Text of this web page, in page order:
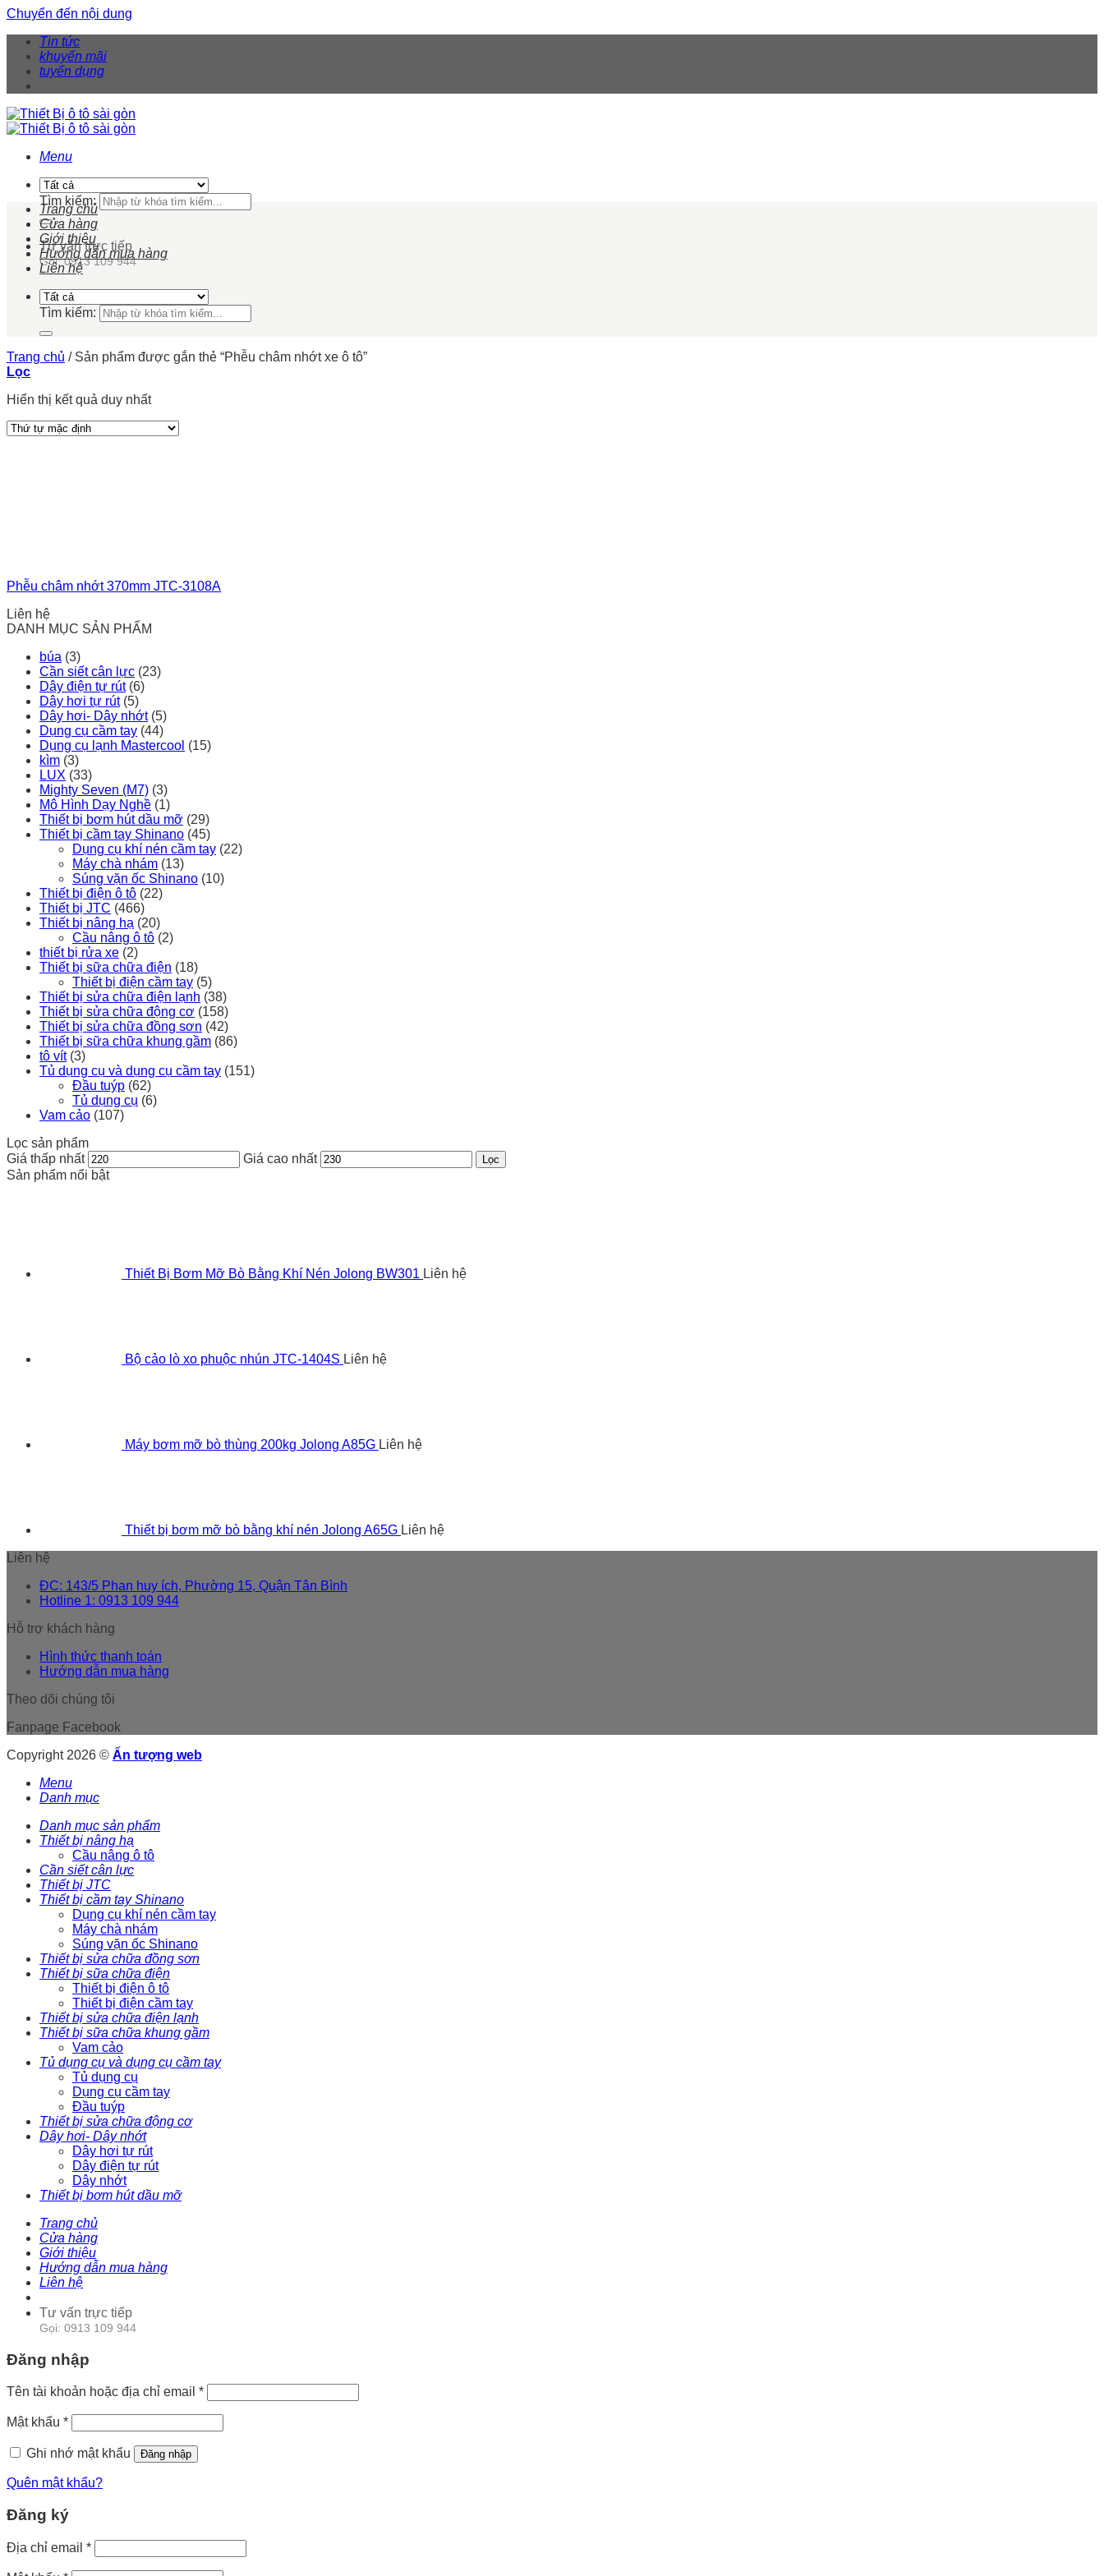
Chuyển đến nội dung
Tin tức
khuyến mãi
tuyển dụng
Menu
Tìm kiếm:
Tư vấn trực tiếp
Gọi: 0913 109 944
Trang chủ
Cửa hàng
Giới thiệu
Hướng dẫn mua hàng
Liên hệ
Tìm kiếm:
Trang chủ /Sản phẩm được gắn thẻ “Phễu châm nhớt xe ô tô”
Lọc
Hiển thị kết quả duy nhất
Phễu châm nhớt 370mm JTC-3108A
Liên hệ
DANH MỤC SẢN PHẨM
búa (3)
Cần siết cân lực (23)
Dây điện tự rút (6)
Dây hơi tự rút (5)
Dây hơi- Dây nhớt (5)
Dụng cụ cầm tay (44)
Dụng cụ lạnh Mastercool (15)
kìm (3)
LUX (33)
Mighty Seven (M7) (3)
Mô Hình Dạy Nghề (1)
Thiết bị bơm hút dầu mỡ (29)
Thiết bị cầm tay Shinano (45)
Dụng cụ khí nén cầm tay (22)
Máy chà nhám (13)
Súng vặn ốc Shinano (10)
Thiết bị điện ô tô (22)
Thiết bị JTC (466)
Thiết bị nâng hạ (20)
Cầu nâng ô tô (2)
thiết bị rửa xe (2)
Thiết bị sữa chữa điện (18)
Thiết bị điện cầm tay (5)
Thiết bị sửa chữa điện lạnh (38)
Thiết bị sửa chữa động cơ (158)
Thiết bị sửa chữa đồng sơn (42)
Thiết bị sữa chữa khung gầm (86)
tô vít (3)
Tủ dụng cụ và dụng cụ cầm tay (151)
Đầu tuýp (62)
Tủ dụng cụ (6)
Vam cảo (107)
Lọc sản phẩm
Giá thấp nhất
Giá cao nhất Lọc
Sản phẩm nổi bật
Thiết Bị Bơm Mỡ Bò Bằng Khí Nén Jolong BW301 Liên hệ
Bộ cảo lò xo phuộc nhún JTC-1404S Liên hệ
Máy bơm mỡ bò thùng 200kg Jolong A85G Liên hệ
Thiết bị bơm mỡ bò bằng khí nén Jolong A65G Liên hệ
Liên hệ
ĐC: 143/5 Phan huy ích, Phường 15, Quận Tân Bình
Hotline 1: 0913 109 944
Hỗ trợ khách hàng
Hình thức thanh toán
Hướng dẫn mua hàng
Theo dõi chúng tôi
Fanpage Facebook
Copyright 2026 © Ấn tượng web
Menu
Danh mục
Danh mục sản phẩm
Thiết bị nâng hạ
Cầu nâng ô tô
Cần siết cân lực
Thiết bị JTC
Thiết bị cầm tay Shinano
Dụng cụ khí nén cầm tay
Máy chà nhám
Súng vặn ốc Shinano
Thiết bị sửa chữa đồng sơn
Thiết bị sữa chữa điện
Thiết bị điện ô tô
Thiết bị điện cầm tay
Thiết bị sửa chữa điện lạnh
Thiết bị sữa chữa khung gầm
Vam cảo
Tủ dụng cụ và dụng cụ cầm tay
Tủ dụng cụ
Dụng cụ cầm tay
Đầu tuýp
Thiết bị sửa chữa động cơ
Dây hơi- Dây nhớt
Dây hơi tự rút
Dây điện tự rút
Dây nhớt
Thiết bị bơm hút dầu mỡ
Trang chủ
Cửa hàng
Giới thiệu
Hướng dẫn mua hàng
Liên hệ
Tư vấn trực tiếp
Gọi: 0913 109 944
Đăng nhập
Tên tài khoản hoặc địa chỉ email *
Mật khẩu *
Ghi nhớ mật khẩu Đăng nhập
Quên mật khẩu?
Đăng ký
Địa chỉ email *